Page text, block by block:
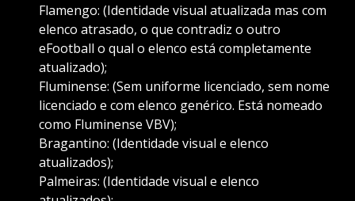
Flamengo: (Identidade visual atualizada mas com
elenco atrasado, o que contradiz o outro
eFootball o qual o elenco está completamente
atualizado);
Fluminense: (Sem uniforme licenciado, sem nome
licenciado e com elenco genérico. Está nomeado
como Fluminense VBV);
Bragantino: (Identidade visual e elenco
atualizados);
Palmeiras: (Identidade visual e elenco